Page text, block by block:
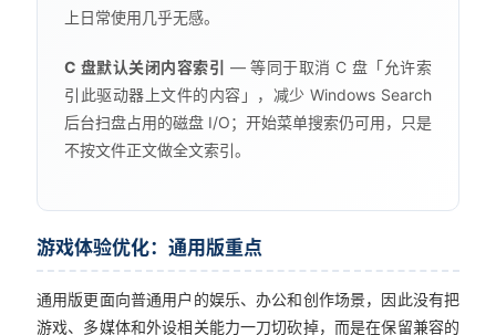
上日常使用几乎无感。
C 盘默认关闭内容索引
— 等同于取消 C 盘「允许索
引此驱动器上文件的内容」，减少 Windows Search
后台扫盘占用的磁盘 I/O；开始菜单搜索仍可用，只是
不按文件正文做全文索引。
游戏体验优化：通用版重点
通用版更面向普通用户的娱乐、办公和创作场景，因此没有把
游戏、多媒体和外设相关能力一刀切砍掉，而是在保留兼容的